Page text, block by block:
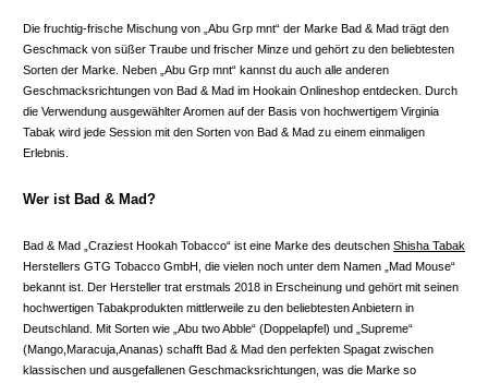
Die fruchtig-frische Mischung von „Abu Grp mnt“ der Marke Bad & Mad trägt den
Geschmack von süßer Traube und frischer Minze und gehört zu den beliebtesten
Sorten der Marke. Neben „Abu Grp mnt“ kannst du auch alle anderen
Geschmacksrichtungen von Bad & Mad im Hookain Onlineshop entdecken. Durch
die Verwendung ausgewählter Aromen auf der Basis von hochwertigem Virginia
Tabak wird jede Session mit den Sorten von Bad & Mad zu einem einmaligen
Erlebnis.
Wer ist Bad & Mad?
Bad & Mad „Craziest Hookah Tobacco“ ist eine Marke des deutschen Shisha Tabak
Herstellers GTG Tobacco GmbH, die vielen noch unter dem Namen „Mad Mouse“
bekannt ist. Der Hersteller trat erstmals 2018 in Erscheinung und gehört mit seinen
hochwertigen Tabakprodukten mittlerweile zu den beliebtesten Anbietern in
Deutschland. Mit Sorten wie „Abu two Abble“ (Doppelapfel) und „Supreme“
(Mango,Maracuja,Ananas) schafft Bad & Mad den perfekten Spagat zwischen
klassischen und ausgefallenen Geschmacksrichtungen, was die Marke so